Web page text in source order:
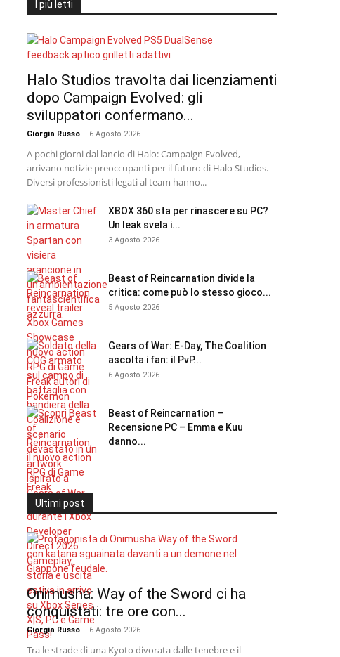
I più letti
Halo Studios travolta dai licenziamenti
dopo Campaign Evolved: gli
sviluppatori confermano...
Giorgia Russo - 6 Agosto 2026
A pochi giorni dal lancio di Halo: Campaign Evolved,
arrivano notizie preoccupanti per il futuro di Halo Studios.
Diversi professionisti legati al team hanno...
XBOX 360 sta per rinascere su PC?
Un leak svela i...
3 Agosto 2026
Beast of Reincarnation divide la
critica: come può lo stesso gioco...
5 Agosto 2026
Gears of War: E-Day, The Coalition
ascolta i fan: il PvP...
6 Agosto 2026
Beast of Reincarnation –
Recensione PC – Emma e Kuu
danno...
Ultimi post
Onimusha: Way of the Sword ci ha
conquistati: tre ore con...
Giorgia Russo - 6 Agosto 2026
Tra le strade di una Kyoto divorata dalle tenebre e il